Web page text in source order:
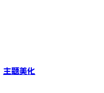
主题美化